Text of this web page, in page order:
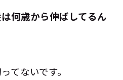
は何歳から伸ばしてるん
てないです。